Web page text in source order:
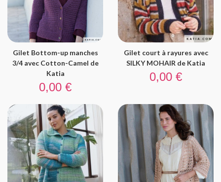
Gilet Bottom-up manches
3/4 avec Cotton-Camel de
Katia
Prix
0,00 €
Gilet court à rayures avec
SILKY MOHAIR de Katia
Prix
0,00 €